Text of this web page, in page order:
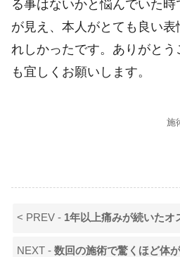
る事はないかと悩んでいた
が見え、本人がとても良い表
れしかったです。ありがと
も宜しくお願いします。
施
< PREV - 1年以上痛みが続いたオスグッド（膝の痛み
NEXT -数回の施術で驚くほど体がほぐれ、全身